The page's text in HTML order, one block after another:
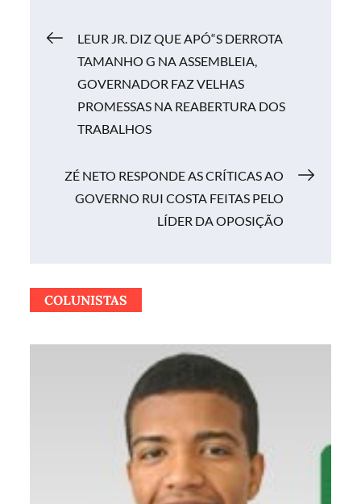
Navegação
de
Post
LEUR JR. DIZ QUE APÓ“S DERROTA
TAMANHO G NA ASSEMBLEIA,
GOVERNADOR FAZ VELHAS
PROMESSAS NA REABERTURA DOS
TRABALHOS
ZÉ NETO RESPONDE AS CRÍTICAS AO
GOVERNO RUI COSTA FEITAS PELO
LÍDER DA OPOSIÇÃO
COLUNISTAS